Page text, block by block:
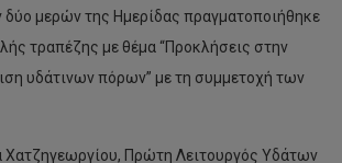
μερών της Ημερίδας πραγματοποιήθηκε
τραπέζης με θέμα “Προκλήσεις στην
υδάτινων πόρων” με τη συμμετοχή των
Χατζηγεωργίου, Πρώτη Λειτουργός Υδάτων